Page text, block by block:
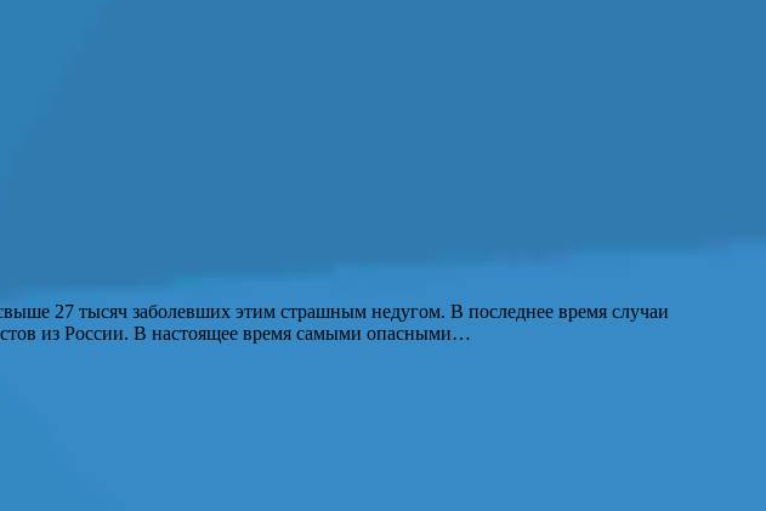
27 тысяч заболевших этим страшным недугом. В последнее время случаи
из России. В настоящее время самыми опасными…